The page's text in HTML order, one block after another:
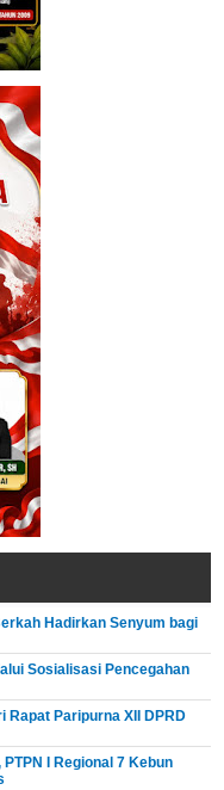
Hadirkan Senyum bagi
Sosialisasi Pencegahan
Rapat Paripurna XII DPRD
I Regional 7 Kebun